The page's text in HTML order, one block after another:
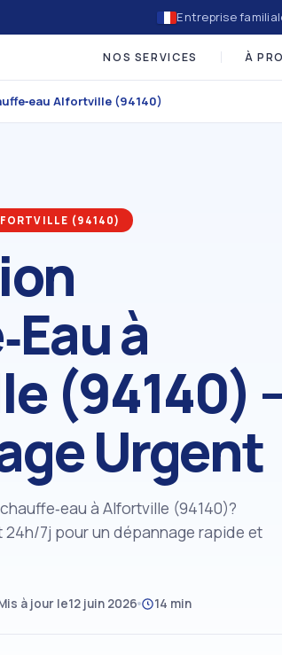
Entreprise
NOS SERVICES À
Alfortville (94140)
(94140)
à
(94140)
Urgent
à Alfortville (94140)?
7j pour un dépannage rapide et
à jour le12 juin 2026 14 min